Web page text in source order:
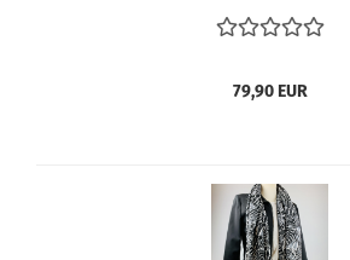
79,90 EUR